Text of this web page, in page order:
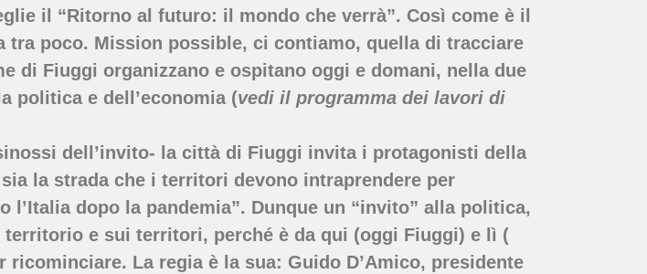
il “Ritorno al futuro: il mondo che verrà”. Così come è il
poco. Mission possible, ci contiamo, quella di tracciare
di Fiuggi organizzano e ospitano oggi e domani, nella due
politica e dell’economia (vedi il programma dei lavori di
dell’invito- la città di Fiuggi invita i protagonisti della
la strada che i territori devono intraprendere per
dopo la pandemia”. Dunque un “invito” alla politica,
e sui territori, perché è da qui (oggi Fiuggi) e lì (
La regia è la sua: Guido D’Amico, presidente